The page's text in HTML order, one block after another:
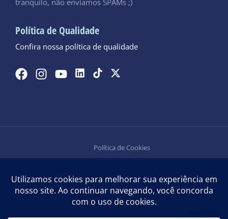
tranquilo, não enviamos SPAMs ;)
Política de Qualidade
Confira nossa política de qualidade
Política de Cookies